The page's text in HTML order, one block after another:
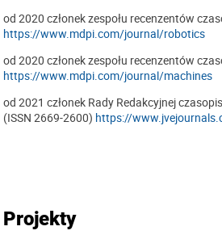
od 2020 członek zespołu recenzentów
https://www.mdpi.com/journal/robotics
od 2020 członek zespołu recenzentów
https://www.mdpi.com/journal/machines
od 2021 członek Rady Redakcyjnej
(ISSN 2669-2600) https://
Projekty